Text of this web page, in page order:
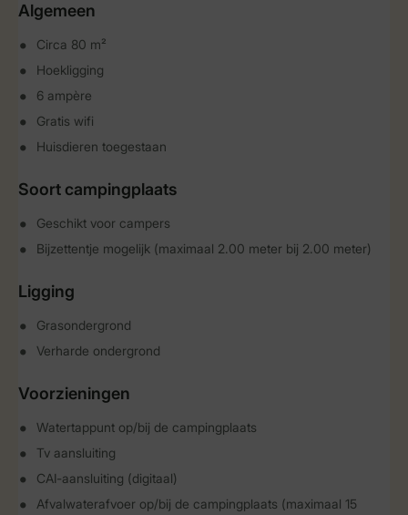
Algemeen
Circa 80 m²
Hoekligging
6 ampère
Gratis wifi
Huisdieren toegestaan
Soort campingplaats
Geschikt voor campers
Bijzettentje mogelijk (maximaal 2.00 meter bij 2.00 meter)
Ligging
Grasondergrond
Verharde ondergrond
Voorzieningen
Watertappunt op/bij de campingplaats
Tv aansluiting
CAI-aansluiting (digitaal)
Afvalwaterafvoer op/bij de campingplaats (maximaal 15